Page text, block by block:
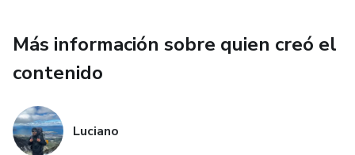
Más información sobre quien creó el
contenido
Luciano